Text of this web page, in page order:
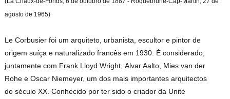
agosto de 1965)
Le Corbusier foi um arquiteto, urbanista, escultor e pintor de
origem suíça e naturalizado francês em 1930. É considerado,
juntamente com Frank Lloyd Wright, Alvar Aalto, Mies van der
Rohe e Oscar Niemeyer, um dos mais importantes arquitectos
do século XX. Conhecido por ter sido o criador da Unité